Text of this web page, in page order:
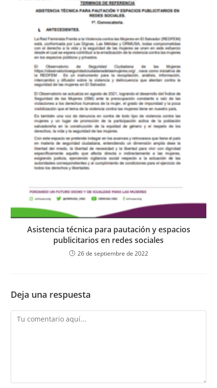
Asistencia técnica para pautación y espacios
publicitarios en redes sociales
26 de septiembre de 2022
Deja una respuesta